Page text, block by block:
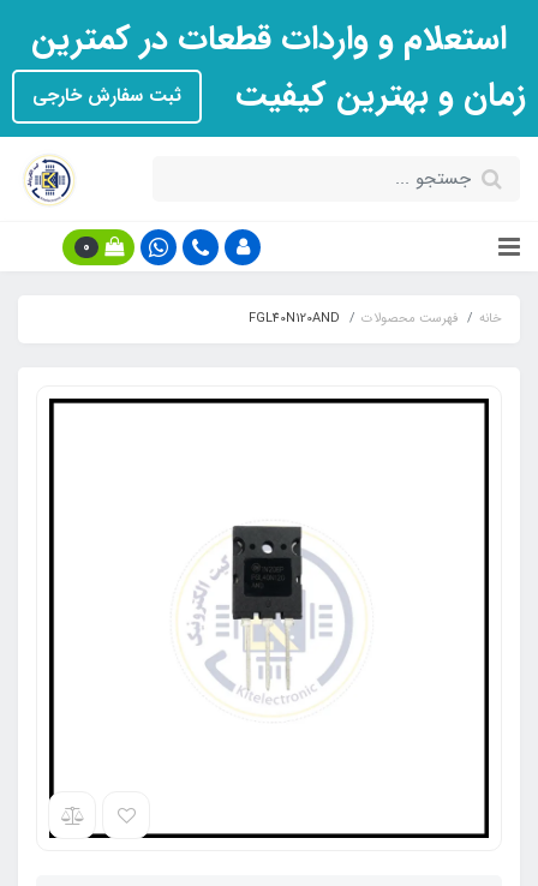
استعلام و واردات قطعات در کمترین
زمان و بهترین کیفیت
ثبت سفارش خارجی
0
خانه فهرست محصولات FGL40N120AND